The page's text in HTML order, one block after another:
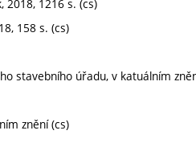
2018, 1216 s. (cs)
158 s. (cs)
stavebního úřadu, v katuálním
znění (cs)